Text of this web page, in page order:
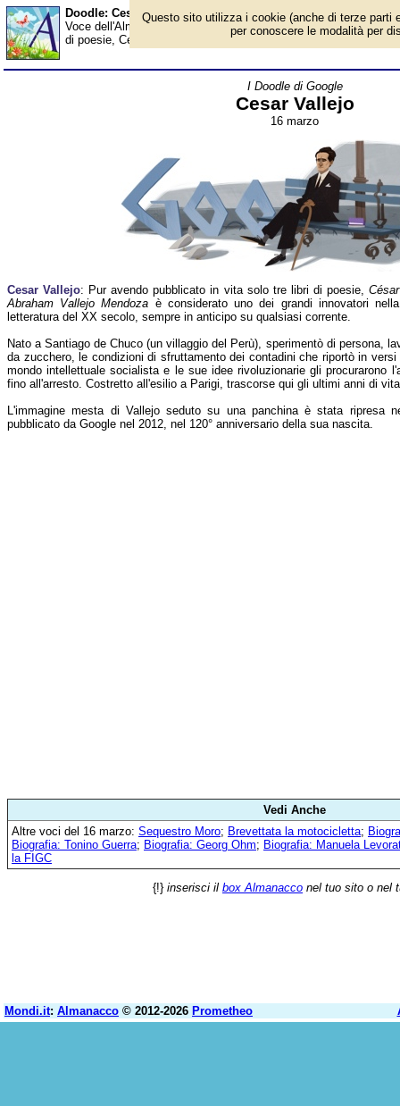
Doodle: Cesar Vallejo - Almanacco
Voce dell'Almanacco del 16 marzo, per la rubrica 'I Doodle di
di poesie, César Abraham Vallejo Mendoza è considerato uno
I Doodle di Google
Cesar Vallejo
16 marzo
Cesar Vallejo: Pur avendo pubblicato in vita solo tre libri di poesie,César
Abraham Vallejo Mendoza è considerato uno dei grandi innovatori nella
letteratura del XX secolo, sempre in anticipo su qualsiasi corrente.
Nato a Santiago de Chuco (un villaggio del Perù), sperimentò di persona,
da zucchero, le condizioni di sfruttamento dei contadini che riportò in
mondo intellettuale socialista e le sue idee rivoluzionarie gli procurarono
fino all'arresto. Costretto all'esilio a Parigi, trascorse qui gli ultimi anni di
L'immagine mesta di Vallejo seduto su una panchina è stata ripresa
pubblicato da Google nel 2012, nel 120° anniversario della sua nascita.
Vedi Anche
Altre voci del 16 marzo: Sequestro Moro; Brevettata la motocicletta;
Biografia: Tonino Guerra; Biografia: Georg Ohm; Biografia: Manuela
la FIGC
{!} inserisci il box Almanacco nel tuo sito o nel
Mondi.it: Almanacco © 2012-2026 Prometheo
Questo sito utilizza i cookie (anche di terze parti
per conoscere le modalità per